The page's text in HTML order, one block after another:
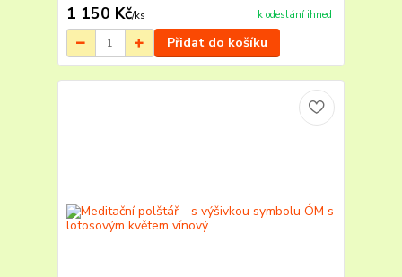
1 150 Kč/ks k odeslání ihned
Přidat do košíku